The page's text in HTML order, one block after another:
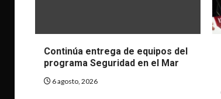
Continúa entrega de equipos del
programa Seguridad en el Mar
6 agosto, 2026